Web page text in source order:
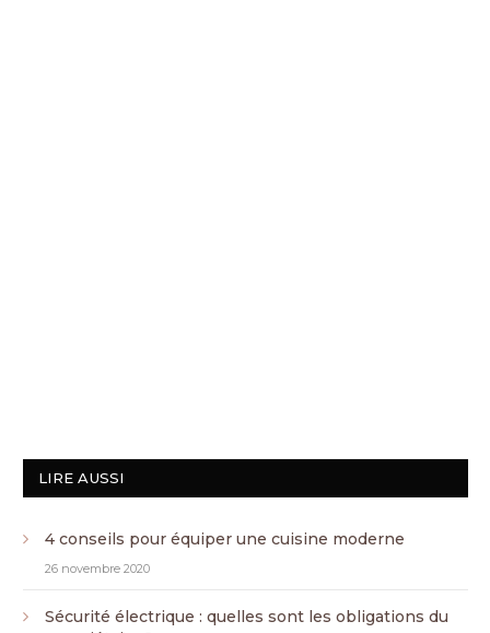
LIRE AUSSI
4 conseils pour équiper une cuisine moderne
26 novembre 2020
Sécurité électrique : quelles sont les obligations du